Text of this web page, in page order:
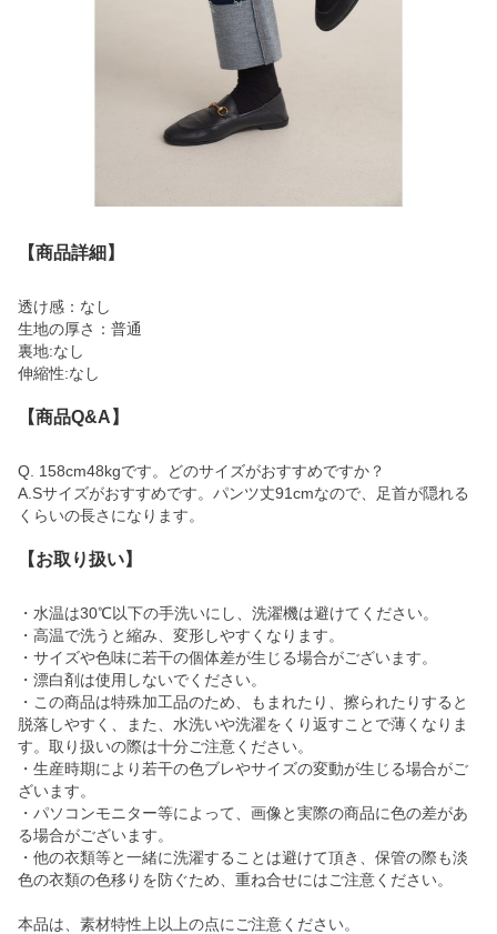
【商品詳細】
透け感：なし
生地の厚さ：普通
裏地:なし
伸縮性:なし
【商品Q&A】
Q. 158cm48kgです。どのサイズがおすすめですか？
A.Sサイズがおすすめです。パンツ丈91cmなので、足首が隠れる
くらいの長さになります。
【お取り扱い】
・水温は30℃以下の手洗いにし、洗濯機は避けてください。
・高温で洗うと縮み、変形しやすくなります。
・サイズや色味に若干の個体差が生じる場合がございます。
・漂白剤は使用しないでください。
・この商品は特殊加工品のため、もまれたり、擦られたりすると
脱落しやすく、また、水洗いや洗濯をくり返すことで薄くなりま
す。取り扱いの際は十分ご注意ください。
・生産時期により若干の色ブレやサイズの変動が生じる場合がご
ざいます。
・パソコンモニター等によって、画像と実際の商品に色の差があ
る場合がございます。
・他の衣類等と一緒に洗濯することは避けて頂き、保管の際も淡
色の衣類の色移りを防ぐため、重ね合せにはご注意ください。
本品は、素材特性上以上の点にご注意ください。